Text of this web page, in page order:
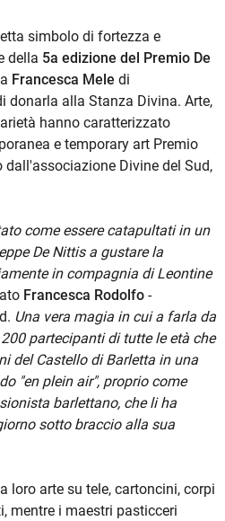
simbolo di fortezza e
della 5a edizione del Premio De
Francesca Mele di
donarla alla Stanza Divina. Arte,
hanno caratterizzato
e temporary art Premio
dall'associazione Divine del Sud,
come essere catapultati in un
De Nittis a gustare la
in compagnia di Leontine
Francesca Rodolfo -
Una vera magia in cui a farla da
partecipanti di tutte le età che
del Castello di Barletta in una
"en plein air", proprio come
barlettano, che li ha
sotto braccio alla sua
loro arte su tele, cartoncini, corpi
mentre i maestri pasticceri